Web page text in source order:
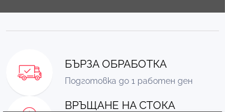
БЪРЗА ОБРАБОТКА
Подготовка до 1 работен ден
ВРЪЩАНЕ НА СТОКА